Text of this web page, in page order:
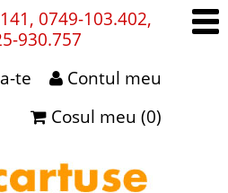
0749-103.402,
930.757
Contul meu
te
Cosul meu (0)